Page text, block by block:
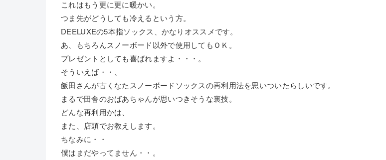
これはもう更に更に暖かい。
つま先がどうしても冷えるという方。
DEELUXEの5本指ソックス、かなりオススメです。
あ、もちろんスノーボード以外で使用してもＯＫ。
プレゼントとしても喜ばれますよ・・・。
そういえば・・、
飯田さんが古くなたスノーボードソックスの再利用法を思いついたらしいです。
まるで田舎のおばあちゃんが思いつきそうな裏技。
どんな再利用かは、
また、店頭でお教えします。
ちなみに・・
僕はまだやってません・・。